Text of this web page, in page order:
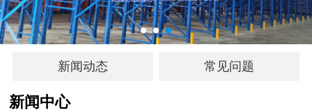
新闻动态 常见问题
新闻中心